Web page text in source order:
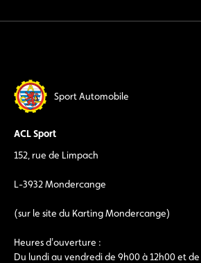
Sport Automobile
ACL Sport
152, rue de Limpach
L-3932 Mondercange
(sur le site du Karting Mondercange)
Heures d'ouverture :
Du lundi au vendredi de 9h00 à 12h00 et de